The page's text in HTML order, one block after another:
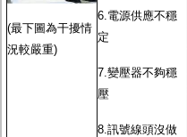
(最下圖為干擾情
況較嚴重)
6.電源供應不穩
定
7.變壓器不夠穩
壓
8.訊號線頭沒做